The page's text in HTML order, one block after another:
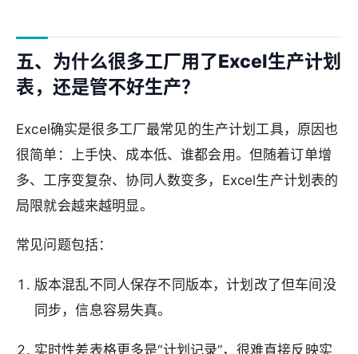
五、为什么很多工厂用了Excel生产计划
表，还是管不好生产？
Excel确实是很多工厂最常见的生产计划工具，原因也
很简单：上手快、成本低、谁都会用。但随着订单增
多、工序变复杂、协同人数变多，Excel生产计划表的
局限就会越来越明显。
常见问题包括：
版本混乱不同人保存不同版本，计划改了但车间没
同步，信息容易失真。
实时性差表格更多是“计划记录”，很难直接反映实